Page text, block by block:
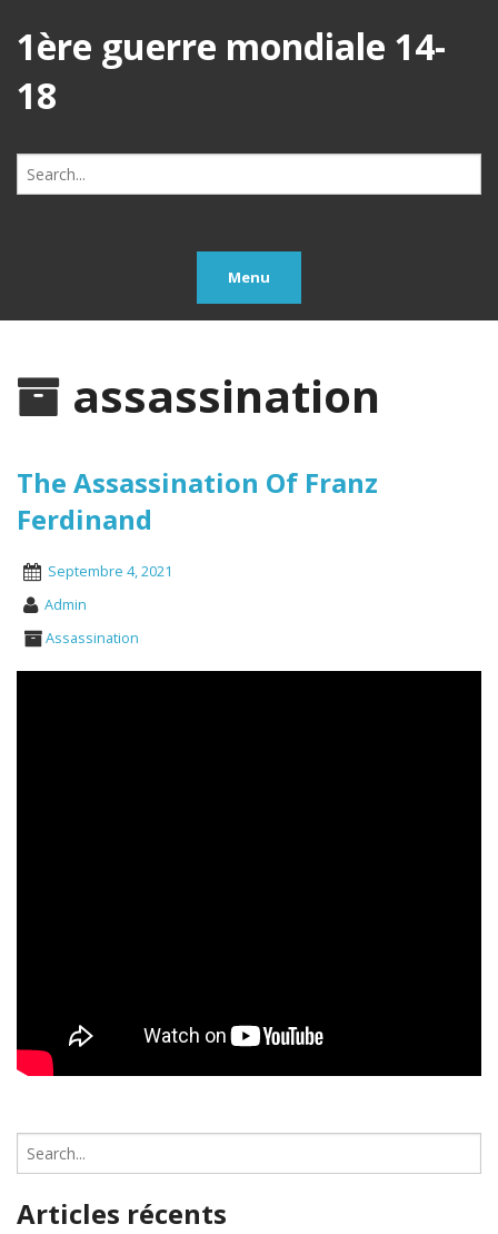
1ère guerre mondiale 14-
18
Search
for:
Menu
assassination
The Assassination Of Franz
Ferdinand
Septembre 4, 2021
Admin
Assassination
e
r
Articles récents